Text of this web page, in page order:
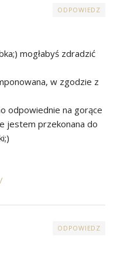
ODPOWIEDZ
mogłabyś zdradzić
w zgodzie z
odpowiednie na gorące
jestem przekonana do
ODPOWIEDZ